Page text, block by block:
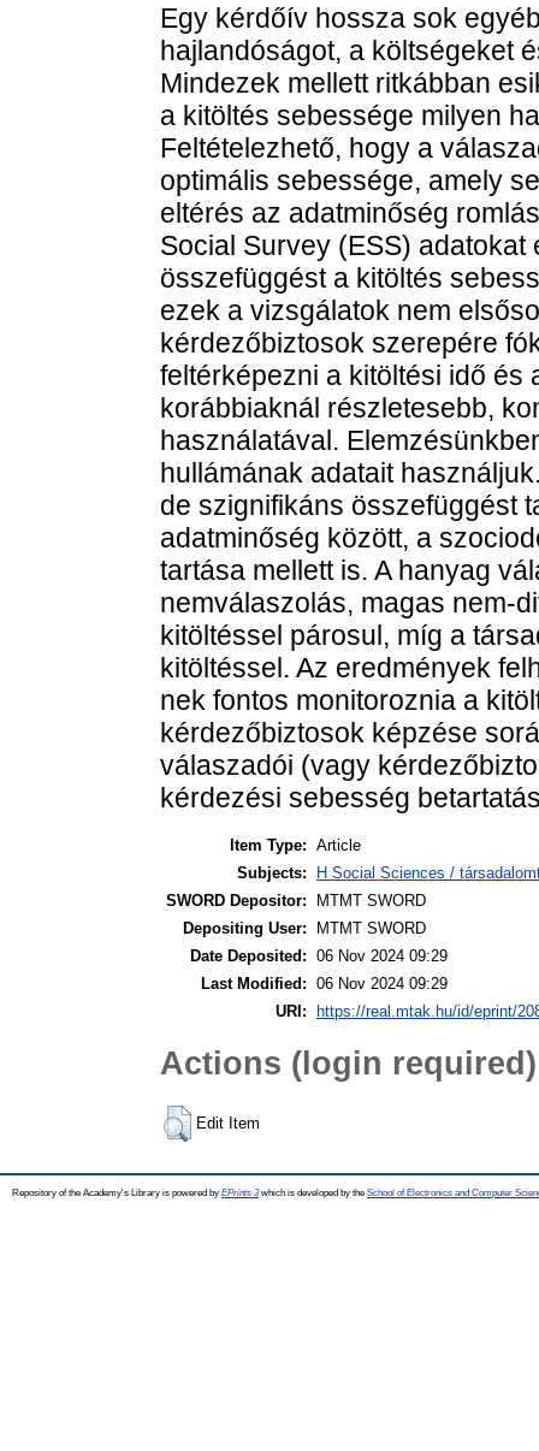
Egy kérdőív hossza sok
hajlandóságot, a költségeket
Mindezek mellett ritkábban
a kitöltés sebessége milyen
Feltételezhető, hogy a
optimális sebessége, amely
eltérés az adatminőség
Social Survey (ESS)
összefüggést a kitöltés
ezek a vizsgálatok nem
kérdezőbiztosok szerepére
feltérképezni a kitöltési idő és
korábbiaknál részletesebb,
használatával.
hullámának adatait
de szignifikáns összefüggést
adatminőség között, a
tartása mellett is. A hanyag
nemválaszolás, magas nem-
kitöltéssel párosul, míg a
kitöltéssel. Az eredmények
nek fontos monitoroznia a
kérdezőbiztosok képzése
válaszadói (vagy
kérdezési sebesség
Item Type: Article
Subjects:
H Social Sciences /
SWORD Depositor:
MTMT SWORD
Depositing User:
MTMT SWORD
Date Deposited: 06 Nov 2024 09:29
Last Modified: 06 Nov 2024 09:29
URI:
https://real.mtak.hu/id/eprint/
Actions (login required)
Edit Item
Repository of the Academy's Library is powered by EPrints 3which is developed by the School of Electronics and Computer